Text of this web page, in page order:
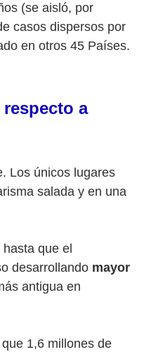
(se aisló, por
casos dispersos por
en otros 45 Países.
a
Los únicos lugares
salada y en una
que el
desarrollando mayor
antigua en
1,6 millones de